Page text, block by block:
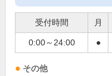
受付時間 月
0:00～24:00 ●
その他